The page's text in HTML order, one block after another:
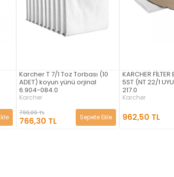
Karcher T 7/1 Toz Torbası (10
ADET) koyun yünü orjinal
6.904-084.0
Karcher
790,00 TL
766,30 TL Sepete Ekle
KARCHER FİLTER
5ST (NT 22/1
217.0
Karcher
962,50 TL